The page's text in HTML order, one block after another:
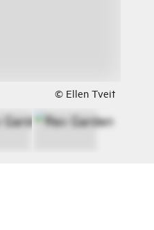
© Ellen Tveit